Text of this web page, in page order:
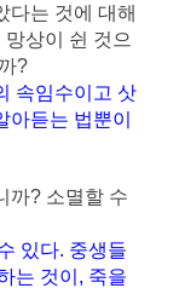
다는 것에 대해
상이 쉰 것으
?
속임수이고 삿
듣는 법뿐이
까? 소멸할 수
있다. 중생들
는 것이, 죽을